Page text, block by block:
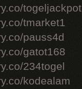
togeljackpot
tmarket1
pauss4d
gatot168
234togel
kodealam